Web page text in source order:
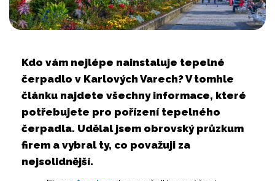
Kdo vám nejlépe nainstaluje tepelné
čerpadlo v Karlových Varech? V tomhle
článku najdete všechny informace, které
potřebujete pro pořízení tepelného
čerpadla. Udělal jsem obrovský průzkum
firem a vybral ty, co považuji za
nejsolidnější.